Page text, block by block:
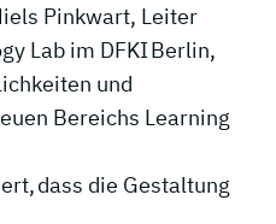
Pinkwart, Leiter
Lab im DFKI Berlin,
und
Bereichs Learning
dass die Gestaltung